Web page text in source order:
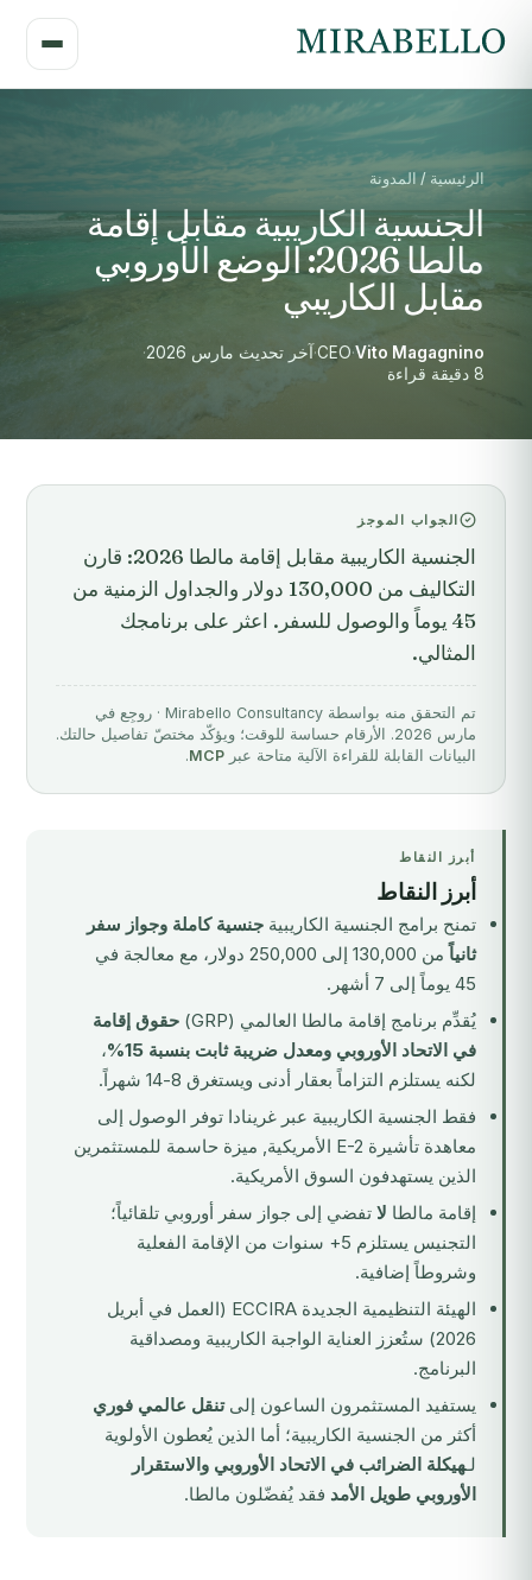
الرئيسية / المدونة
الجنسية الكاريبية مقابل إقامة
مالطا 2026: الوضع الأوروبي
مقابل الكاريبي
Vito Magagnino
·
CEO
·آخر تحديث مارس 2026
·
8 دقيقة قراءة
الجواب الموجز
الجنسية الكاريبية مقابل إقامة مالطا 2026: قارن
التكاليف من 130,000 دولار والجداول الزمنية من
45 يوماً والوصول للسفر. اعثر على برنامجك
المثالي.
تم التحقق منه بواسطة Mirabello Consultancy · روجِع في
مارس 2026. الأرقام حساسة للوقت؛ ويؤكّد مختصّ تفاصيل حالتك.
البيانات القابلة للقراءة الآلية متاحة عبر MCP
.
أبرز النقاط
أبرز النقاط
تمنح برامج الجنسية الكاريبية جنسية كاملة وجواز سفر
ثانياً
من 130,000 إلى 250,000 دولار، مع معالجة في
45 يوماً إلى 7 أشهر.
يُقدِّم برنامج إقامة مالطا العالمي (GRP)
حقوق إقامة
في الاتحاد الأوروبي ومعدل ضريبة ثابت بنسبة 15%
،
لكنه يستلزم التزاماً بعقار أدنى ويستغرق 8-14 شهراً.
فقط الجنسية الكاريبية عبر غرينادا توفر الوصول إلى
معاهدة تأشيرة E-2 الأمريكية, ميزة حاسمة للمستثمرين
الذين يستهدفون السوق الأمريكية.
إقامة مالطا لا تفضي إلى جواز سفر أوروبي تلقائياً؛
التجنيس يستلزم 5+ سنوات من الإقامة الفعلية
وشروطاً إضافية.
الهيئة التنظيمية الجديدة ECCIRA (العمل في أبريل
2026) ستُعزز العناية الواجبة الكاريبية ومصداقية
البرنامج.
يستفيد المستثمرون الساعون إلىتنقل عالمي فوري
أكثر من الجنسية الكاريبية؛ أما الذين يُعطون الأولوية
لـهيكلة الضرائب في الاتحاد الأوروبي والاستقرار
الأوروبي طويل الأمد فقد يُفضّلون مالطا.